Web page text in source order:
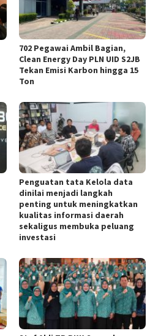
702 Pegawai Ambil Bagian,
Clean Energy Day PLN UID S2JB
Tekan Emisi Karbon hingga 15
Ton
Penguatan tata Kelola data
dinilai menjadi langkah
penting untuk meningkatkan
kualitas informasi daerah
sekaligus membuka peluang
investasi